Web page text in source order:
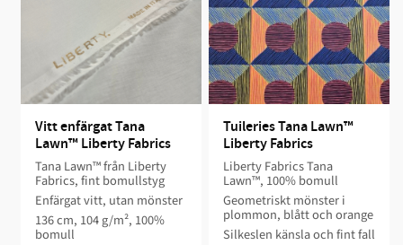
Vitt enfärgat Tana
Lawn™ Liberty Fabrics
Tana Lawn™ från Liberty
Fabrics, fint bomullstyg
Enfärgat vitt, utan mönster
136 cm, 104 g/m², 100%
bomull
Tuileries Tana Lawn™
Liberty Fabrics
Liberty Fabrics Tana
Lawn™, 100% bomull
Geometriskt mönster i
plommon, blått och orange
Silkeslen känsla och fint fall